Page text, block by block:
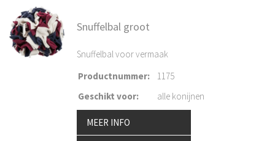
Snuffelbal groot
Snuffelbal voor vermaak
Productnummer:
1175
Geschikt voor: alle konijnen
MEER INFO